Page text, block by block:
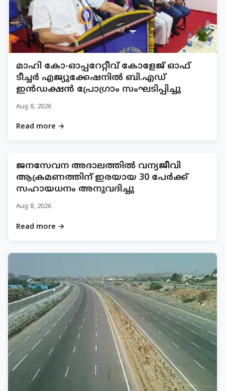
മാഹി കോ-ഓപ്പറേറ്റീവ് കോളേജ് ഓഫ്
ടീച്ചർ എജ്യുക്കേഷനിൽ ബി.എഡ്
ഇൻഡക്ഷൻ പ്രോഗ്രാം സംഘടിപ്പിച്ചു
Aug 8, 2026
Read more →
ജനസേവന അദാലത്തിൽ വന്യജീവി
ആക്രമണത്തിന് ഇരയായ 30 പേർക്ക്
സഹായധനം അനുവദിച്ചു
Aug 8, 2026
Read more →